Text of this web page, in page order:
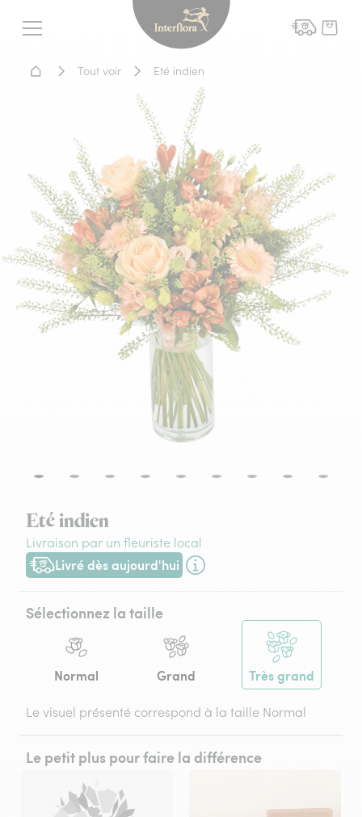
Menu
Interflora - livraison
Accueil - Livraison fleurs
Tout voir Eté indien
Eté indien
Livraison par un fleuriste local
Livré dès aujourd'hui
Livraison dès aujourd'hui (pour toute commande passée
Sélectionnez la taille
Normal Grand Très grand
Le visuel présenté correspond à la taille Normal
Le petit plus pour faire la différence